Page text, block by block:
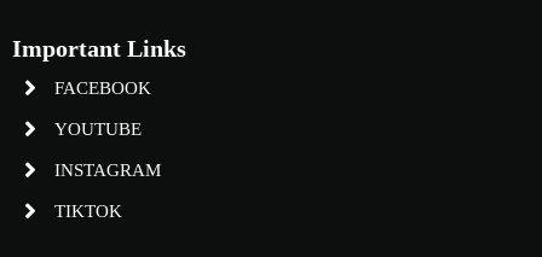
Important Links
FACEBOOK
YOUTUBE
INSTAGRAM
TIKTOK